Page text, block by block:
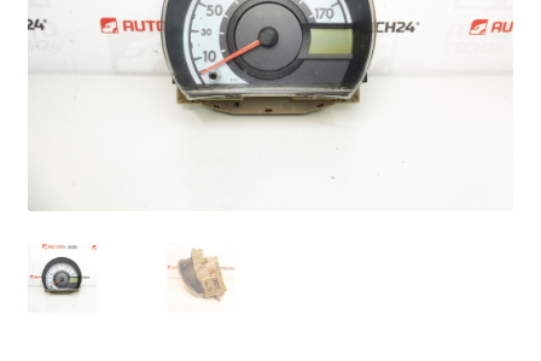
Paiements
Politique de confidentialité
Procédure de Réclamation